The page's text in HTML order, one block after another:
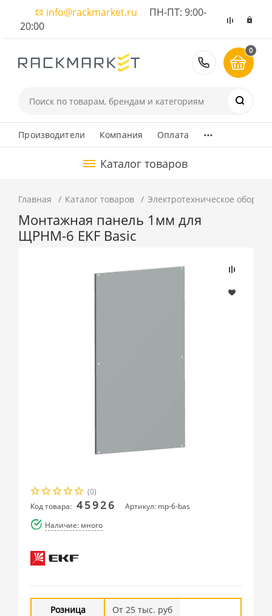
info@rackmarket.ru ПН-ПТ: 9:00-
20:00
8 (495)
0
Производители Компания Оплата ...
Каталог товаров
Главная Каталог товаров Электротехническое
Монтажная панель 1мм для
ЩРНМ-6 EKF Basic
(0)
Код товара: 45926
Артикул: mp-6-bas
Наличие: много
Розница
От 25 тыс. руб